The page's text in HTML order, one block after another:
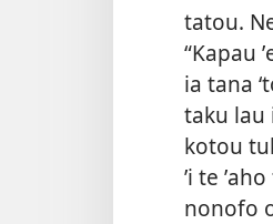
tatou.
“Kapau
ia tana
taku lau
kotou
ʼi te
nonofo